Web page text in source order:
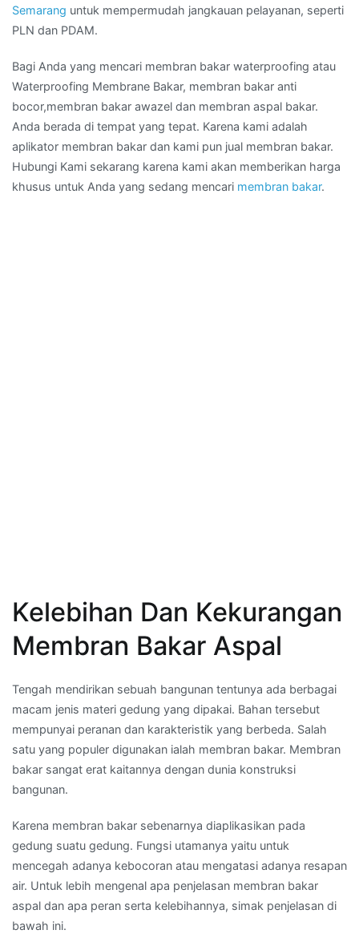
Semarang untuk mempermudah jangkauan pelayanan, seperti
PLN dan PDAM.
Bagi Anda yang mencari membran bakar waterproofing atau
Waterproofing Membrane Bakar, membran bakar anti
bocor,membran bakar awazel dan membran aspal bakar.
Anda berada di tempat yang tepat. Karena kami adalah
aplikator membran bakar dan kami pun jual membran bakar.
Hubungi Kami sekarang karena kami akan memberikan harga
khusus untuk Anda yang sedang mencari membran bakar.
Kelebihan Dan Kekurangan
Membran Bakar Aspal
Tengah mendirikan sebuah bangunan tentunya ada berbagai
macam jenis materi gedung yang dipakai. Bahan tersebut
mempunyai peranan dan karakteristik yang berbeda. Salah
satu yang populer digunakan ialah membran bakar. Membran
bakar sangat erat kaitannya dengan dunia konstruksi
bangunan.
Karena membran bakar sebenarnya diaplikasikan pada
gedung suatu gedung. Fungsi utamanya yaitu untuk
mencegah adanya kebocoran atau mengatasi adanya resapan
air. Untuk lebih mengenal apa penjelasan membran bakar
aspal dan apa peran serta kelebihannya, simak penjelasan di
bawah ini.